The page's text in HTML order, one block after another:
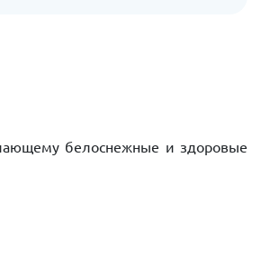
белоснежные и здоровые